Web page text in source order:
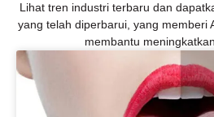
Lihat tren industri terbaru dan
yang telah diperbarui, yang memberi
membantu